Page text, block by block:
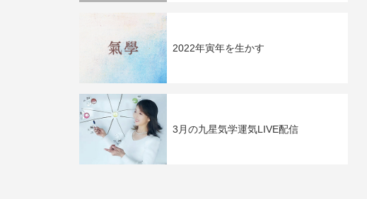
2022年寅年を生かす
3月の九星気学運気LIVE配信